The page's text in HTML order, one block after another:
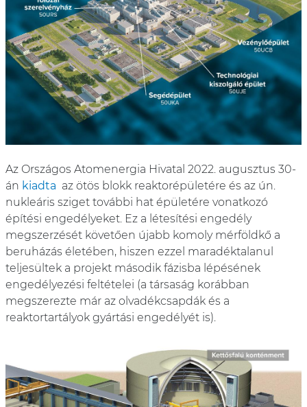
Az Országos Atomenergia Hivatal 2022. augusztus 30-
án kiadta az ötös blokk reaktorépületére és az ún.
nukleáris sziget további hat épületére vonatkozó
építési engedélyeket. Ez a létesítési engedély
megszerzését követően újabb komoly mérföldkő a
beruházás életében, hiszen ezzel maradéktalanul
teljesültek a projekt második fázisba lépésének
engedélyezési feltételei (a társaság korábban
megszerezte már az olvadékcsapdák és a
reaktortartályok gyártási engedélyét is).